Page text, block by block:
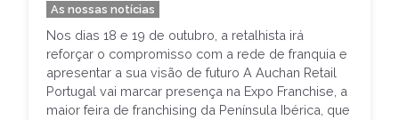
As nossas notícias
Nos dias 18 e 19 de outubro, a retalhista irá
reforçar o compromisso com a rede de franquia e
apresentar a sua visão de futuro A Auchan Retail
Portugal vai marcar presença na Expo Franchise, a
maior feira de franchising da Península Ibérica, que